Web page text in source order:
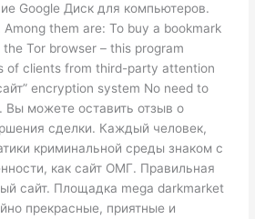
Google Диск для компьютеров.
them are: To buy a bookmark
Tor browser – this program
of clients from third-party attention
encryption system No need to
Вы можете оставить отзыв о
сделки. Каждый человек,
криминальной среды знаком с
как сайт ОМГ. Правильная
сайт. Площадка mega darkmarket
прекрасные, приятные и